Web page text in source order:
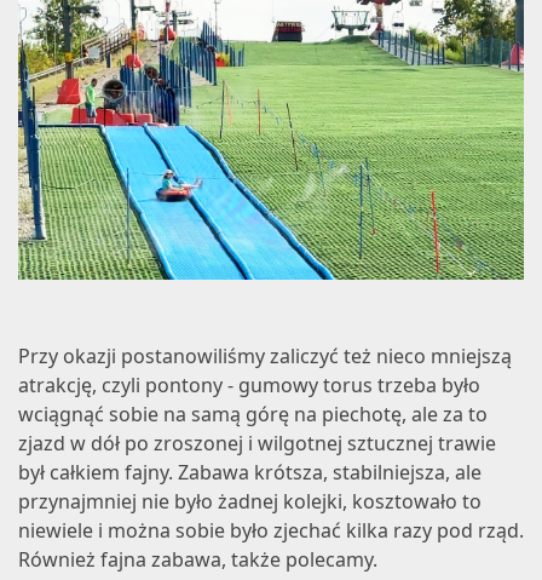
Przy okazji postanowiliśmy zaliczyć też nieco mniejszą
atrakcję, czyli pontony - gumowy torus trzeba było
wciągnąć sobie na samą górę na piechotę, ale za to
zjazd w dół po zroszonej i wilgotnej sztucznej trawie
był całkiem fajny. Zabawa krótsza, stabilniejsza, ale
przynajmniej nie było żadnej kolejki, kosztowało to
niewiele i można sobie było zjechać kilka razy pod rząd.
Również fajna zabawa, także polecamy.